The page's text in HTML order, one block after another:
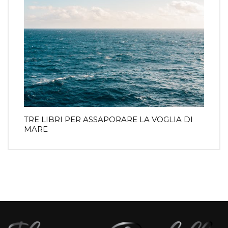
TRE LIBRI PER ASSAPORARE LA VOGLIA DI
MARE